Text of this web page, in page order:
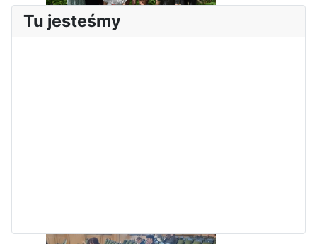
Dni Leśmianowskie 2026
Tu jesteśmy